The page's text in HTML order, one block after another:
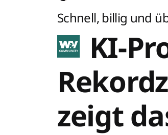
Schnell, billig und
KI-
zeigt